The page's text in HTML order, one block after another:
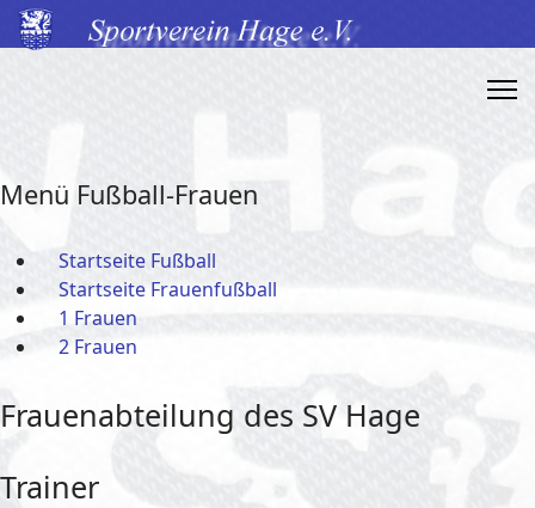
Menü Fußball-Frauen
Startseite Fußball
Startseite Frauenfußball
1 Frauen
2 Frauen
Frauenabteilung des SV Hage
Trainer